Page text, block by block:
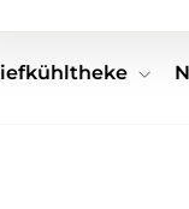
Tiefkühltheke